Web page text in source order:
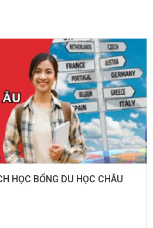
HỌC BỔNG DU HỌC CHÂU